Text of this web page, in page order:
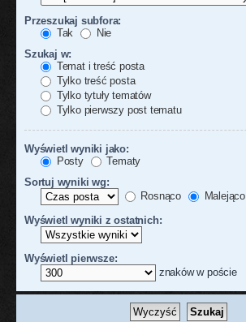
Przeszukaj subfora:
Tak
Nie
Szukaj w:
Temat i treść posta
Tylko treść posta
Tylko tytuły tematów
Tylko pierwszy post tematu
Wyświetl wyniki jako:
Posty
Tematy
Sortuj wyniki wg:
Rosnąco
Malejąco
Wyświetl wyniki z ostatnich:
Wyświetl pierwsze:
znaków w poście